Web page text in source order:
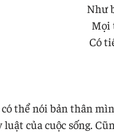
Như
Mọi
Có
thể nói bản thân
luật của cuộc sống.